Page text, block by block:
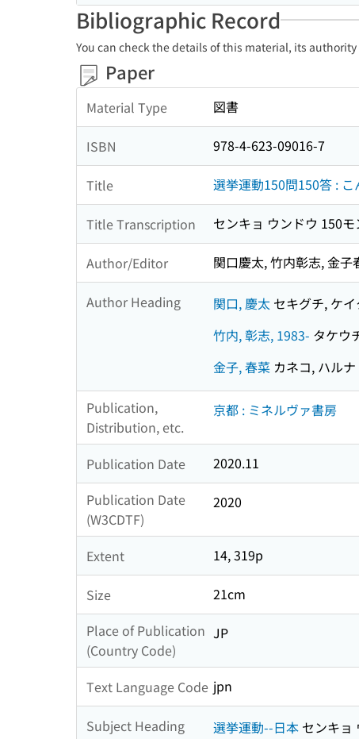
Bibliographic Record
You can check the details of this material, its
Paper
Material Type 図書
ISBN 978-4-623-09016-7
Title 選挙運動150問150答 :
Title Transcription センキョ ウンドウ 150
Author/Editor 関口慶太, 竹内彰志, 金子
Author Heading 関口, 慶太 セキグチ, ケイ
竹内, 彰志, 1983- タケウ
金子, 春菜 カネコ, ハルナ
Publication,
Distribution, etc.
京都 : ミネルヴァ書房
Publication Date
2020.11
Publication Date
(W3CDTF)
2020
Extent 14, 319p
Size
21cm
Place of Publication
(Country Code)
JP
Text Language Code jpn
Subject Heading 選挙運動--日本 センキョ